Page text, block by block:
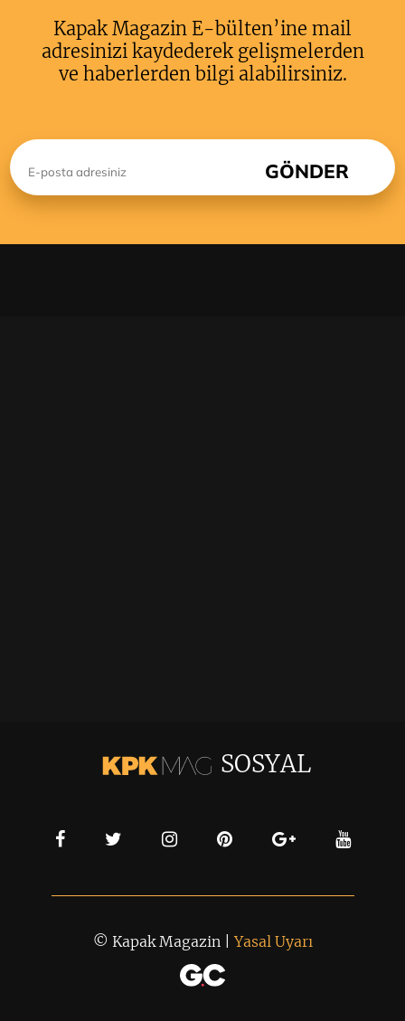
Kapak Magazin E-bülten’ine mail
adresinizi kaydederek gelişmelerden
ve haberlerden bilgi alabilirsiniz.
SOSYAL
© Kapak Magazin |Yasal Uyarı